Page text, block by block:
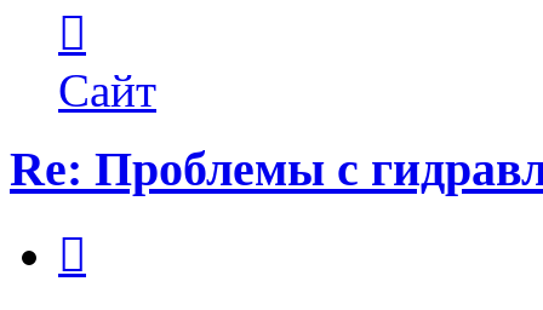
пользователя
Бегемот
Сайт
Re: Проблемы с